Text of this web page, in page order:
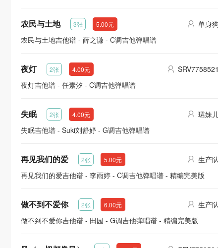
农民与土地 3张 5.00元
单身狗
农民与土地吉他谱 - 薛之谦 - C调吉他弹唱谱
夜灯 2张 4.00元
SRV7758521
夜灯吉他谱 - 任素汐 - C调吉他弹唱谱
失眠 2张 4.00元
珺妹
失眠吉他谱 - Suki刘舒妤 - G调吉他弹唱谱
再见我们的爱 2张 5.00元
生产队
再见我们的爱吉他谱 - 李雨婷 - C调吉他弹唱谱 - 精编完美版
做不到不爱你 2张 6.00元
生产队
做不到不爱你吉他谱 - 田园 - G调吉他弹唱谱 - 精编完美版